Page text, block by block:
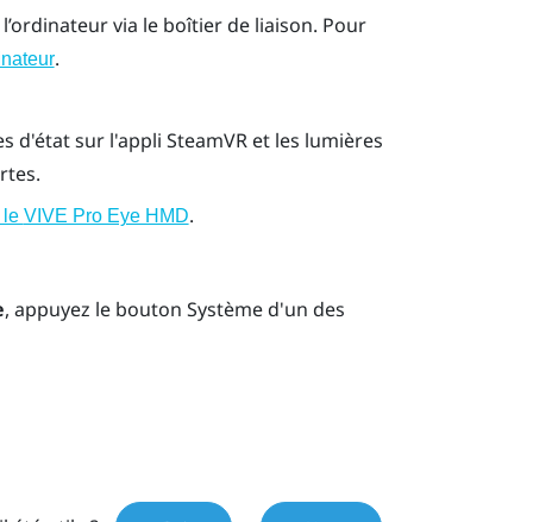
via le boîtier de liaison. Pour
.
d'état sur l'appli SteamVRet les lumières
le VIVE Pro Eye HMD.
, appuyez le bouton Systèmed'un des